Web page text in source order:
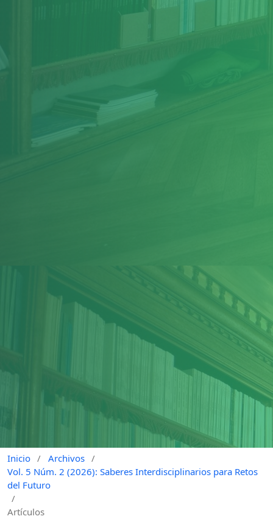
Inicio / Archivos /
Vol. 5 Núm. 2 (2026): Saberes Interdisciplinarios para Retos
del Futuro
/
Artículos